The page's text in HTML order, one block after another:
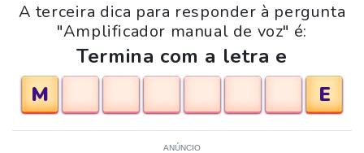
A terceira dica para responder à pergunta
"Amplificador manual de voz" é:
Termina com a letra e
M
E
ANÚNCIO